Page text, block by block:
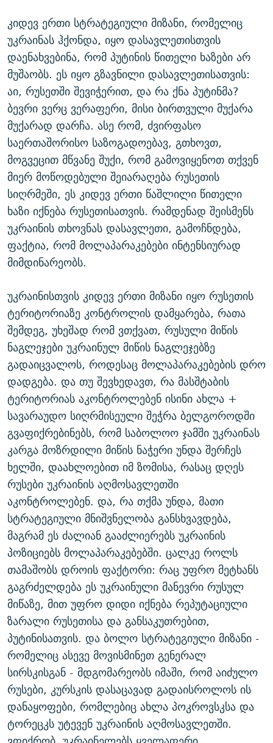
კიდევ ერთი სტრატეგიული მიზანი, რომელიც
უკრაინას ჰქონდა, იყო დასავლეთისთვის
დაენახვებინა, რომ პუტინის წითელი ხაზები არ
მუშაობს. ეს იყო გზავნილი დასავლეთისათვის:
აი, რუსეთში შევიჭერით, და რა ქნა პუტინმა?
ბევრი ვერც ვერაფერი, მისი ბირთვული მუქარა
მუქარად დარჩა. ასე რომ, ძვირფასო
საერთაშორისო საზოგადოებავ, გთხოვთ,
მოგვეცით მწვანე შუქი, რომ გამოვიყენოთ თქვენ
მიერ მოწოდებული შეიარაღება რუსეთის
სიღრმეში, ეს კიდევ ერთი წაშლილი წითელი
ხაზი იქნება რუსეთისათვის. რამდენად შეისმენს
უკრაინის თხოვნას დასავლეთი, გამოჩნდება,
ფაქტია, რომ მოლაპარაკებები ინტენსიურად
მიმდინარეობს.
უკრაინისთვის კიდევ ერთი მიზანი იყო რუსეთის
ტერიტორიაზე კონტროლის დამყარება, რათა
შემდეგ, უხეშად რომ ვთქვათ, რუსული მიწის
ნაგლეჯები უკრაინულ მიწის ნაგლეჯებზე
გადაიცვალოს, როდესაც მოლაპარაკებების დრო
დადგება. და თუ შევხედავთ, რა მასშტაბის
ტერიტორიას აკონტროლებენ ისინი ახლა +
სავარაუდო სიღრმისეული შეჭრა ბელგოროდში
გვაფიქრებინებს, რომ საბოლოო ჯამში უკრაინას
კარგა მოზრდილი მიწის ნაჭერი უნდა შერჩეს
ხელში, დაახლოებით იმ ზომისა, რასაც დღეს
რუსები უკრაინის აღმოსავლეთში
აკონტროლებენ. და, რა თქმა უნდა, მათი
სტრატეგიული მნიშვნელობა განსხვავდება,
მაგრამ ეს ძალიან გააძლიერებს უკრაინის
პოზიციებს მოლაპარაკებებში. ცალკე როლს
თამაშობს დროის ფაქტორი: რაც უფრო მეტხანს
გაგრძელდება ეს უკრაინული მანევრი რუსულ
მიწაზე, მით უფრო დიდი იქნება რეპუტაციული
ზარალი რუსეთისა და განსაკუთრებით,
პუტინისათვის. და ბოლო სტრატეგიული მიზანი -
რომელიც ასევე მოვისმინეთ გენერალ
სირსკისგან - მდგომარეობს იმაში, რომ აიძულო
რუსები, კურსკის დასაცავად გადაისროლოს ის
დანაყოფები, რომლებიც ახლა პოკროვსკსა და
ტორეცკს უტევენ უკრაინის აღმოსავლეთში.